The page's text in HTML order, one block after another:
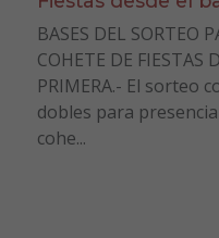
BASES DEL SORTEO
COHETE DE FIESTAS
PRIMERA.- El sorteo
dobles para
cohe...